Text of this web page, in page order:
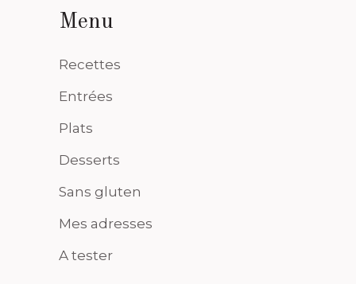
Menu
Recettes
Entrées
Plats
Desserts
Sans gluten
Mes adresses
A tester